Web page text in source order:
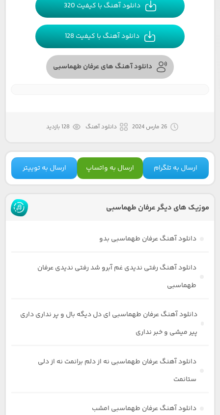
دانلود آهنگ با کیفیت 320
دانلود آهنگ با کیفیت 128
دانلود آهنگ های عرفان طهماسبی
26 مارس 2024 دانلود آهنگ 128 بازدید
ارسال به تلگرام ارسال به واتساپ ارسال به توییتر
موزیک های دیگر عرفان طهماسبی
دانلود آهنگ عرفان طهماسبی بدو
دانلود آهنگ رفتی ندیدی غم آبرو شد رفتی ندیدی عرفان
طهماسبی
دانلود آهنگ عرفان طهماسبی ای دل دیگه بال و پر نداری داری
پیر میشی و خبر نداری
دانلود آهنگ عرفان طهماسبی نه از دلم برانمت نه از دلی
ستانمت
دانلود آهنگ عرفان طهماسبی امشب